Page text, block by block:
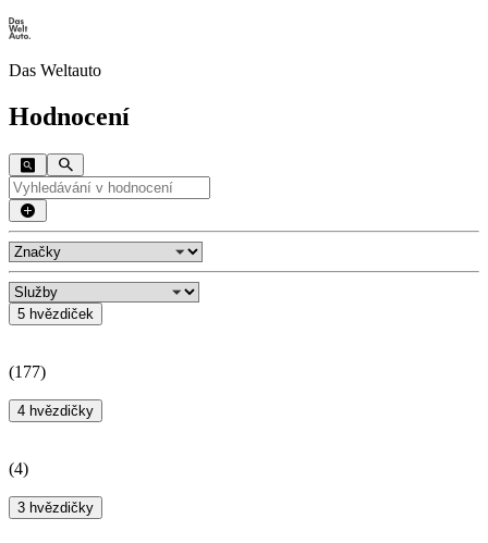
Das Weltauto
Hodnocení
5 hvězdiček
(177)
4 hvězdičky
(4)
3 hvězdičky